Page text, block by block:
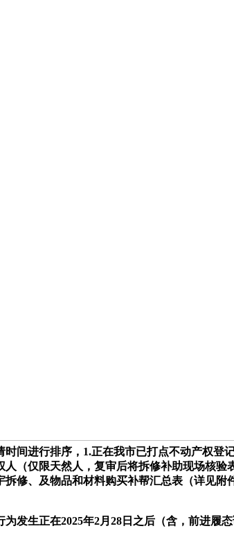
间进行排序，1.正在我市已打点不动产权
（仅限天然人，复审后将拆修补助现场核
修、及物品和材料购买补帮汇总表（详见
生正在2025年2月28日之后（含，前进履